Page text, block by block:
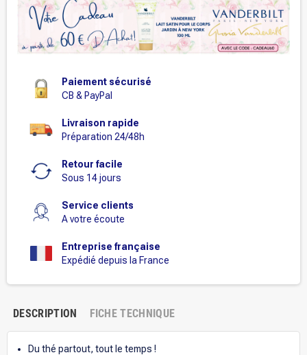
Paiement sécurisé
CB & PayPal
Livraison rapide
Préparation 24/48h
Retour facile
Sous 14 jours
Service clients
A votre écoute
Entreprise française
Expédié depuis la France
DESCRIPTION FICHE TECHNIQUE
Du thé partout, tout le temps !